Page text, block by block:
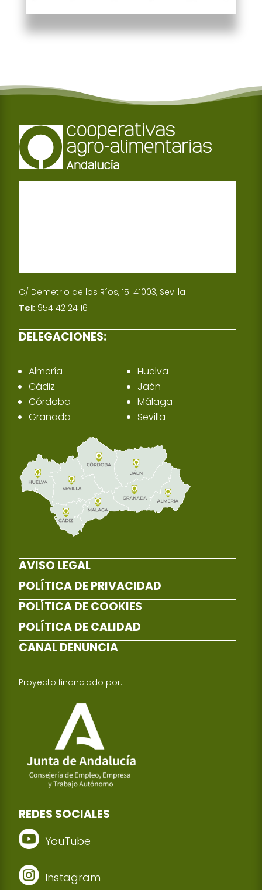
C/ Demetrio de los Ríos, 15. 41003, Sevilla
Tel: 954 42 24 16
DELEGACIONES:
Almería
Cádiz
Córdoba
Granada
Huelva
Jaén
Málaga
Sevilla
AVISO LEGAL
POLÍTICA DE PRIVACIDAD
POLÍTICA DE COOKIES
POLÍTICA DE CALIDAD
CANAL DENUNCIA
Proyecto financiado por:
REDES SOCIALES
YouTube
Instagram